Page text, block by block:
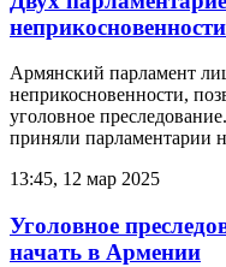
Армянский парламент
неприкосновенности,
уголовное
приняли парламентарии
13:45, 12 мар 2025
Уголовное
начать в Армении